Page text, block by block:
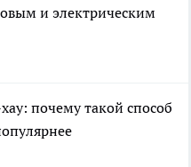
и электрическим
почему такой способ